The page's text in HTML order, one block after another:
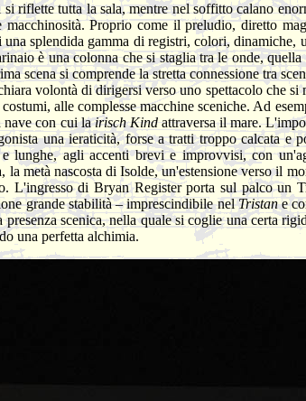
riflette tutta la sala, mentre nel soffitto calano
Proprio come il preludio, diretto
splendida gamma di registri, colori, dinamiche,
è una colonna che si staglia tra le onde,
scena si comprende la stretta connessione tra
volontà di dirigersi verso uno spettacolo che si
alle complesse macchine sceniche. Ad
nave con cui lairisch Kindattraversa il mare.
una ieraticità, forse a tratti troppo calcata e
agli accenti brevi e improvvisi, con
metà nascosta di Isolde, un'estensione verso il
di Bryan Register porta sul palco un
grande stabilità – imprescindibile nelTristane
scenica, nella quale si coglie una certa
una perfetta alchimia.